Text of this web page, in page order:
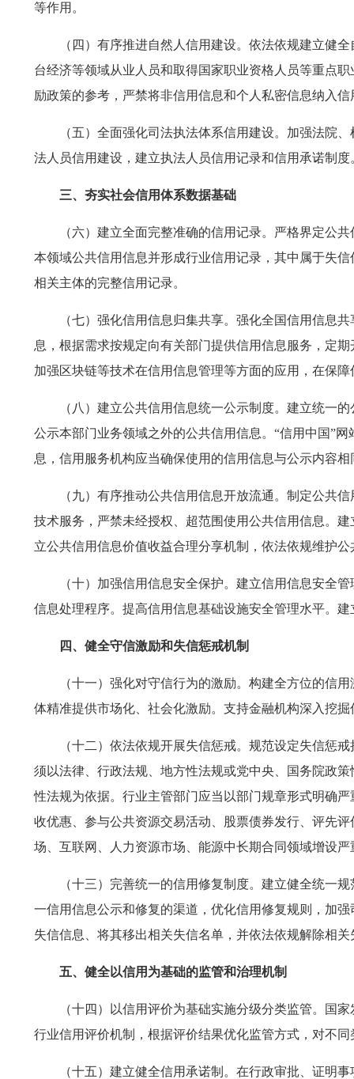
等作用。
（四）有序推进自然人信用建设。依法依规建立健
台经济等领域从业人员和取得国家职业资格人员等重点
励政策的参考，严禁将非信用信息和个人私密信息纳入信
（五）全面强化司法执法体系信用建设。加强法院
法人员信用建设，建立执法人员信用记录和信用承诺制
三、夯实社会信用体系数据基础
（六）建立全面完整准确的信用记录。严格界定公
本领域公共信用信息并形成行业信用记录，其中属于失
相关主体的完整信用记录。
（七）强化信用信息归集共享。强化全国信用信息
息，根据需求按规定向有关部门提供信用信息服务，定
加强区块链等技术在信用信息管理等方面的应用，在保
（八）建立公共信用信息统一公示制度。建立统一
公示本部门业务领域之外的公共信用信息。“信用中国”
息，信用服务机构应当确保使用的信用信息与公示内容
（九）有序推动公共信用信息开放流通。制定公共
技术服务，严禁未经授权、超范围使用公共信用信息。
立公共信用信息价值收益合理分享机制，依法依规维护
（十）加强信用信息安全保护。建立信用信息安全
信息处理程序。提高信用信息基础设施安全管理水平。
四、健全守信激励和失信惩戒机制
（十一）强化对守信行为的激励。构建全方位的信
体精准提供市场化、社会化激励。支持金融机构深入挖
（十二）依法依规开展失信惩戒。规范设定失信惩
须以法律、行政法规、地方性法规或党中央、国务院政
性法规为依据。行业主管部门应当以部门规章形式明确
收优惠、参与公共资源交易活动、股票债券发行、评先
场、互联网、人力资源市场、能源中长期合同领域增设
（十三）完善统一的信用修复制度。建立健全统一
一信用信息公示和修复的渠道，优化信用修复规则，加
失信信息、将其移出相关失信名单，并依法依规解除相
五、健全以信用为基础的监管和治理机制
（十四）以信用评价为基础实施分级分类监管。国
行业信用评价机制，根据评价结果优化监管方式，对不
（十五）建立健全信用承诺制。在行政审批、证明